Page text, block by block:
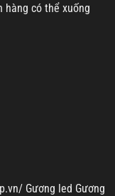
hàng có thể xuống
Gương led Gương